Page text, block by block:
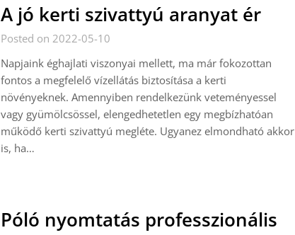
A jó kerti szivattyú aranyat ér
Posted on 2022-05-10
Napjaink éghajlati viszonyai mellett, ma már fokozottan
fontos a megfelelő vízellátás biztosítása a kerti
növényeknek. Amennyiben rendelkezünk veteményessel
vagy gyümölcsössel, elengedhetetlen egy megbízhatóan
működő kerti szivattyú megléte. Ugyanez elmondható akkor
is, ha…
Póló nyomtatás professzionális